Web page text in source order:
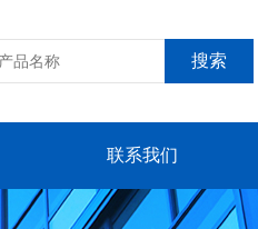
联系我们